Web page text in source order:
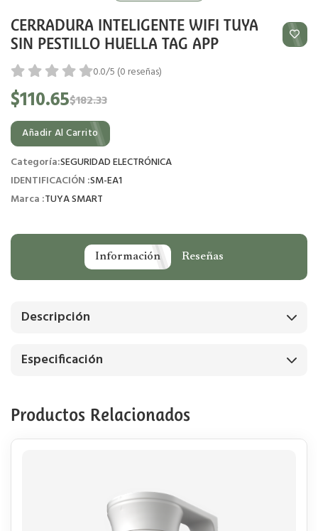
CERRADURA INTELIGENTE WIFI TUYA
SIN PESTILLO HUELLA TAG APP
0.0/5 (0 reseñas)
$110.65$182.33
Añadir Al Carrito
Categoría:SEGURIDAD ELECTRÓNICA
IDENTIFICACIÓN :SM-EA1
Marca :TUYA SMART
Información Reseñas
Descripción
Especificación
Productos Relacionados